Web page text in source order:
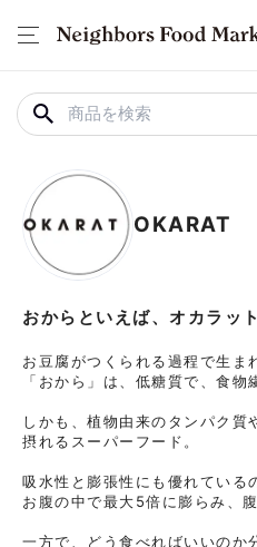
OKARAT
おからといえば、オカラット
お豆腐がつくられる過程で生ま
「おから」は、低糖質で、食物
しかも、植物由来のタンパク質
摂れるスーパーフード。
吸水性と膨張性にも優れている
お腹の中で最大5倍に膨らみ、腹
一方で、どう食べればいいのか